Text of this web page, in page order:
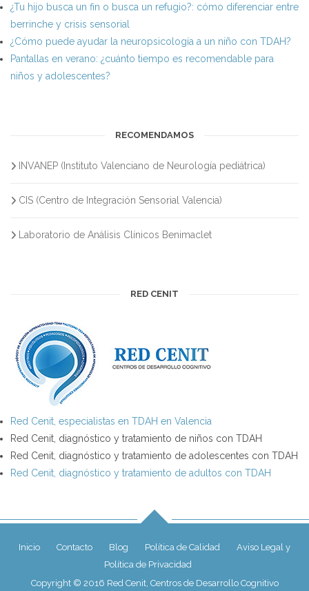
¿Tu hijo busca un fin o busca un refugio?: cómo diferenciar entre
berrinche y crisis sensorial
¿Cómo puede ayudar la neuropsicología a un niño con TDAH?
Pantallas en verano: ¿cuánto tiempo es recomendable para
niños y adolescentes?
RECOMENDAMOS
INVANEP (Instituto Valenciano de Neurología pediátrica)
CIS (Centro de Integración Sensorial Valencia)
Laboratorio de Análisis Clínicos Benimaclet
RED CENIT
Red Cenit, especialistas en TDAH en Valencia
Red Cenit, diagnóstico y tratamiento de niños con TDAH
Red Cenit, diagnóstico y tratamiento de adolescentes con TDAH
Red Cenit, diagnóstico y tratamiento de adultos con TDAH
Inicio Contacto Blog Política de Calidad
Aviso Legal y
Política de Privacidad
Copyright © 2016 Red Cenit, Centros de Desarrollo Cognitivo